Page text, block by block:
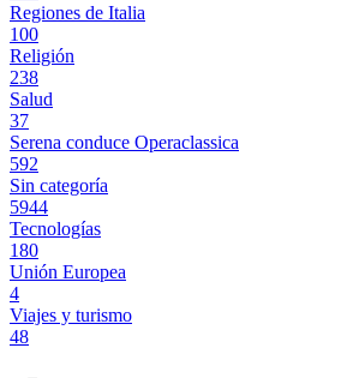
Regiones de Italia
100
Religión
238
Salud
37
Serena conduce Operaclassica
592
Sin categoría
5944
Tecnologías
180
Unión Europea
4
Viajes y turismo
48